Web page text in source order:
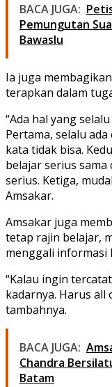
BACA JUGA:
Pemungutan
Bawaslu
Ia juga
terapkan dalam
“Ada hal yang
Pertama, selalu
kata tidak bisa.
belajar serius
serius. Ketiga,
Amsakar.
Amsakar juga
tetap rajin belajar,
menggali informasi
“Kalau ingin
kadarnya. Harus all
tambahnya.
BACA JUGA:
Chandra
Batam